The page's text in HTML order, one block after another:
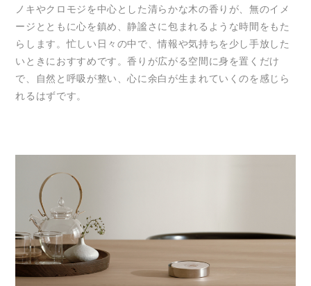
ノキやクロモジを中心とした清らかな木の香りが、無のイメ
ージとともに心を鎮め、静謐さに包まれるような時間をもた
らします。忙しい日々の中で、情報や気持ちを少し手放した
いときにおすすめです。香りが広がる空間に身を置くだけ
で、自然と呼吸が整い、心に余白が生まれていくのを感じら
れるはずです。